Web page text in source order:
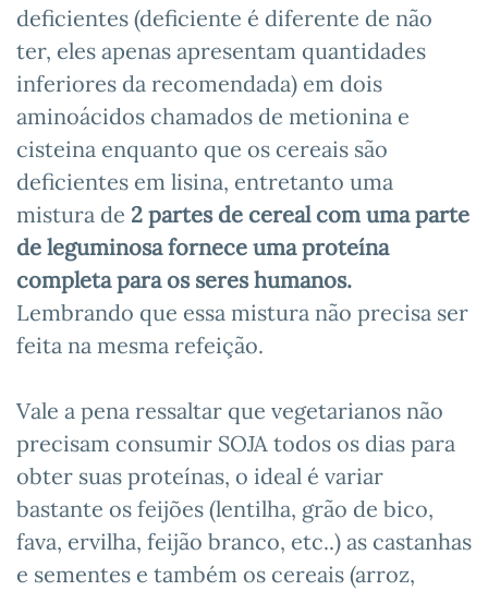
deficientes (deficiente é diferente de não
ter, eles apenas apresentam quantidades
inferiores da recomendada) em dois
aminoácidos chamados de metionina e
cisteina enquanto que os cereais são
deficientes em lisina, entretanto uma
mistura de 2 partes de cereal com uma parte
de leguminosa fornece uma proteína
completa para os seres humanos.
Lembrando que essa mistura não precisa ser
feita na mesma refeição.
Vale a pena ressaltar que vegetarianos não
precisam consumir SOJA todos os dias para
obter suas proteínas, o ideal é variar
bastante os feijões (lentilha, grão de bico,
fava, ervilha, feijão branco, etc..) as castanhas
e sementes e também os cereais (arroz,